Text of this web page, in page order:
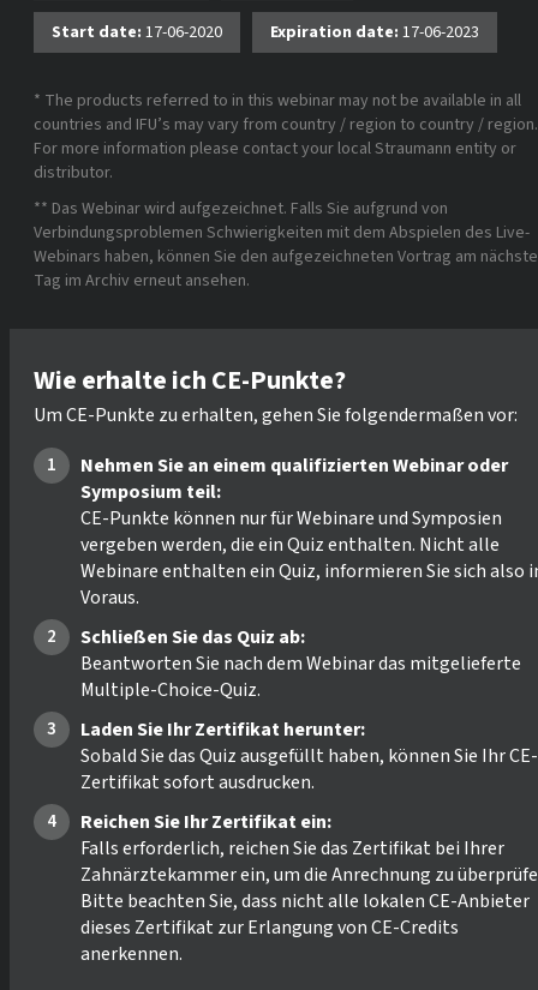
Start date: 17-06-2020 Expiration date: 17-06-2023
* The products referred to in this webinar may not be available in all
countries and IFU’s may vary from country / region to country / region.
For more information please contact your local Straumann entity or
distributor.
** Das Webinar wird aufgezeichnet. Falls Sie aufgrund von
Verbindungsproblemen Schwierigkeiten mit dem Abspielen des Live-
Webinars haben, können Sie den aufgezeichneten Vortrag am
Tag im Archiv erneut ansehen.
Wie erhalte ich CE-Punkte?
Um CE-Punkte zu erhalten, gehen Sie folgendermaßen vor:
Nehmen Sie an einem qualifizierten Webinar oder
Symposium teil:
CE-Punkte können nur für Webinare und Symposien
vergeben werden, die ein Quiz enthalten. Nicht alle
Webinare enthalten ein Quiz, informieren Sie sich also
Voraus.
Schließen Sie das Quiz ab:
Beantworten Sie nach dem Webinar das mitgelieferte
Multiple-Choice-Quiz.
Laden Sie Ihr Zertifikat herunter:
Sobald Sie das Quiz ausgefüllt haben, können Sie Ihr CE-
Zertifikat sofort ausdrucken.
Reichen Sie Ihr Zertifikat ein:
Falls erforderlich, reichen Sie das Zertifikat bei Ihrer
Zahnärztekammer ein, um die Anrechnung zu
Bitte beachten Sie, dass nicht alle lokalen CE-Anbieter
dieses Zertifikat zur Erlangung von CE-Credits
anerkennen.